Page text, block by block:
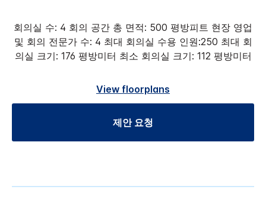
회의실 수: 4 회의 공간 총 면적: 500 평방피트 현장 영업
및 회의 전문가 수: 4 최대 회의실 수용 인원:250 최대 회
의실 크기: 176 평방미터 최소 회의실 크기: 112 평방미터
View floorplans
제안 요청